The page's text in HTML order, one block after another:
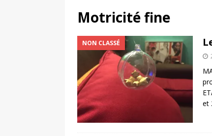
[ 20 novembre
[ 28 mai 2021 ]
psychomotricité
Motricité fine
NON CLASSÉ
et